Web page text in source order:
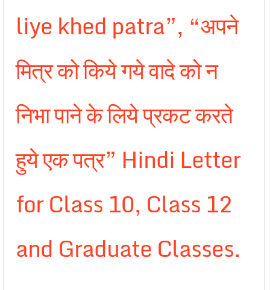
liye khed patra”, “अपने
मित्र को किये गये वादे को न
निभा पाने के लिये प्रकट करते
हुये एक पत्र” Hindi Letter
for Class 10, Class 12
and Graduate Classes.